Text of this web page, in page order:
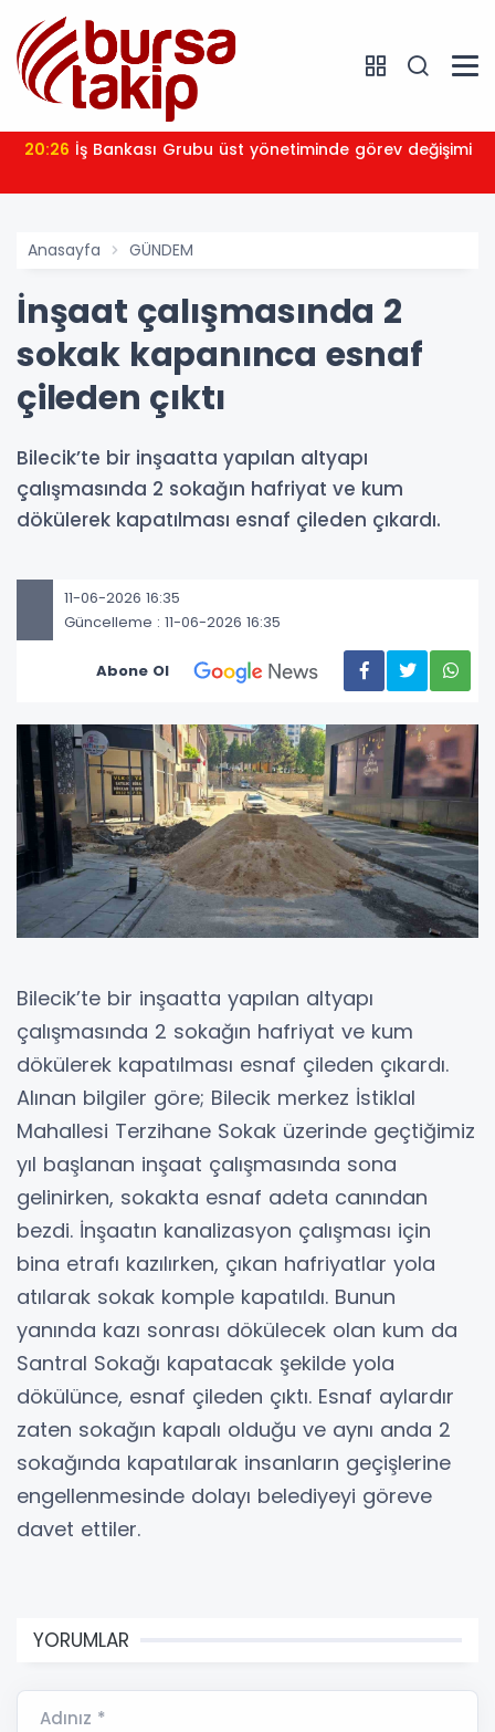
20:26 İş Bankası Grubu üst yönetiminde görev değişimi
Anasayfa GÜNDEM
İnşaat çalışmasında 2
sokak kapanınca esnaf
çileden çıktı
Bilecik’te bir inşaatta yapılan altyapı
çalışmasında 2 sokağın hafriyat ve kum
dökülerek kapatılması esnaf çileden çıkardı.
11-06-2026 16:35
Güncelleme : 11-06-2026 16:35
Abone Ol
Bilecik’te bir inşaatta yapılan altyapı
çalışmasında 2 sokağın hafriyat ve kum
dökülerek kapatılması esnaf çileden çıkardı.
Alınan bilgiler göre; Bilecik merkez İstiklal
Mahallesi Terzihane Sokak üzerinde geçtiğimiz
yıl başlanan inşaat çalışmasında sona
gelinirken, sokakta esnaf adeta canından
bezdi. İnşaatın kanalizasyon çalışması için
bina etrafı kazılırken, çıkan hafriyatlar yola
atılarak sokak komple kapatıldı. Bunun
yanında kazı sonrası dökülecek olan kum da
Santral Sokağı kapatacak şekilde yola
dökülünce, esnaf çileden çıktı. Esnaf aylardır
zaten sokağın kapalı olduğu ve aynı anda 2
sokağında kapatılarak insanların geçişlerine
engellenmesinde dolayı belediyeyi göreve
davet ettiler.
YORUMLAR
Adınız *